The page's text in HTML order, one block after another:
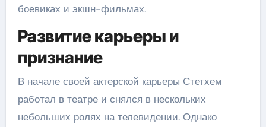
боевиках и экшн-фильмах.
Развитие карьеры и
признание
В начале своей актерской карьеры Стетхем
работал в театре и снялся в нескольких
небольших ролях на телевидении. Однако